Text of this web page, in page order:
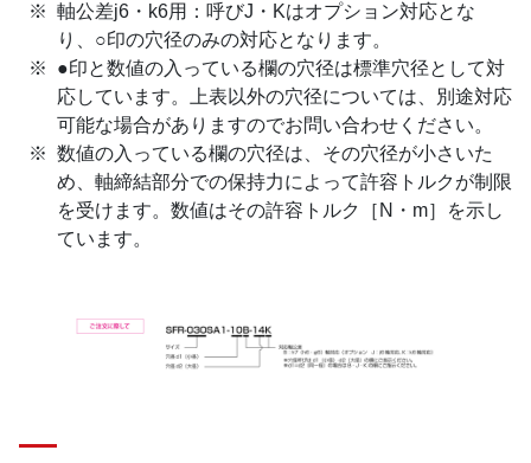
軸公差j6・k6用：呼びJ・Kはオプション対応とな
り、○印の穴径のみの対応となります。
●印と数値の入っている欄の穴径は標準穴径として対
応しています。上表以外の穴径については、別途対応
可能な場合がありますのでお問い合わせください。
数値の入っている欄の穴径は、その穴径が小さいた
め、軸締結部分での保持力によって許容トルクが制限
を受けます。数値はその許容トルク［N・m］を示し
ています。